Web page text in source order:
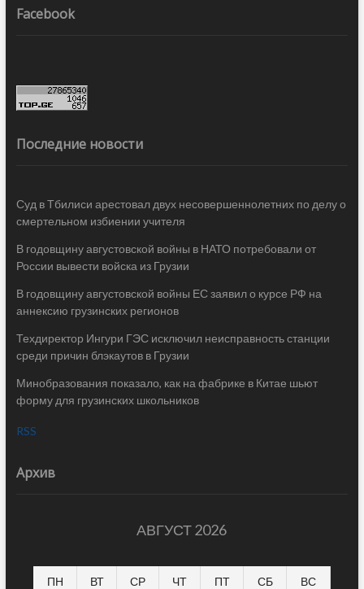
Facebook
Последние новости
Суд в Тбилиси арестовал двух несовершеннолетних по делу о
смертельном избиении учителя
В годовщину августовской войны в НАТО потребовали от
России вывести войска из Грузии
В годовщину августовской войны ЕС заявил о курсе РФ на
аннексию грузинских регионов
Техдиректор Ингури ГЭС исключил неисправность станции
среди причин блэкаутов в Грузии
Минобразования показало, как на фабрике в Китае шьют
форму для грузинских школьников
RSS
Архив
АВГУСТ 2026
ПН ВТ СР ЧТ ПТ СБ ВС